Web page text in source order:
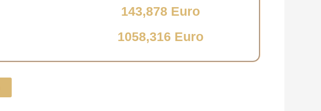
143,878 Euro
1058,316 Euro